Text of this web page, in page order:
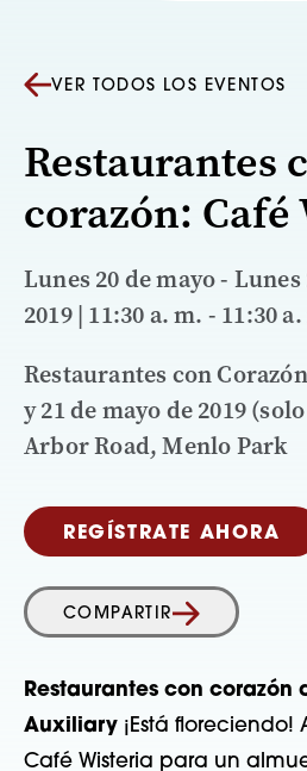
VER TODOS LOS EVENTOS
Restaurantes
corazón:
Lunes 20 de mayo - Lunes
2019 | 11:30 a. m. - 11:30
Restaurantes con
y 21 de mayo de 2019
Arbor Road, Menlo Park
REGÍSTRATE AHORA
COMPARTIR
Restaurantes con corazón
Auxiliary ¡Está
Café Wisteria para un